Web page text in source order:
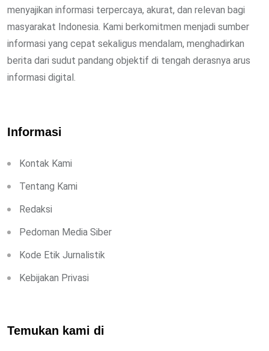
menyajikan informasi terpercaya, akurat, dan relevan bagi
masyarakat Indonesia. Kami berkomitmen menjadi sumber
informasi yang cepat sekaligus mendalam, menghadirkan
berita dari sudut pandang objektif di tengah derasnya arus
informasi digital.
Informasi
Kontak Kami
Tentang Kami
Redaksi
Pedoman Media Siber
Kode Etik Jurnalistik
Kebijakan Privasi
Temukan kami di